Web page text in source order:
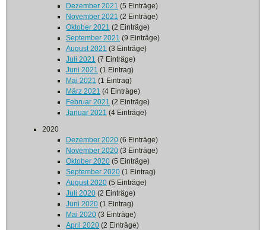
Dezember 2021 (5 Einträge)
November 2021 (2 Einträge)
Oktober 2021 (2 Einträge)
September 2021 (9 Einträge)
August 2021 (3 Einträge)
Juli 2021 (7 Einträge)
Juni 2021 (1 Eintrag)
Mai 2021 (1 Eintrag)
März 2021 (4 Einträge)
Februar 2021 (2 Einträge)
Januar 2021 (4 Einträge)
2020
Dezember 2020 (6 Einträge)
November 2020 (3 Einträge)
Oktober 2020 (5 Einträge)
September 2020 (1 Eintrag)
August 2020 (5 Einträge)
Juli 2020 (2 Einträge)
Juni 2020 (1 Eintrag)
Mai 2020 (3 Einträge)
April 2020 (2 Einträge)